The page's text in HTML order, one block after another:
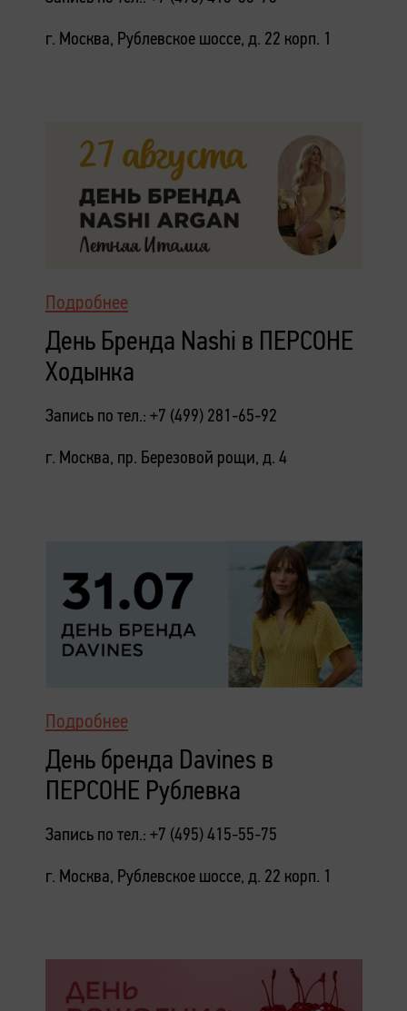
г. Москва, Рублевское шоссе, д. 22 корп. 1
Подробнее
День Бренда Nashi в ПЕРСОНЕ
Ходынка
Запись по тел.: +7 (499) 281-65-92
г. Москва, пр. Березовой рощи, д. 4
Подробнее
День бренда Davines в
ПЕРСОНЕ Рублевка
Запись по тел.: +7 (495) 415-55-75
г. Москва, Рублевское шоссе, д. 22 корп. 1